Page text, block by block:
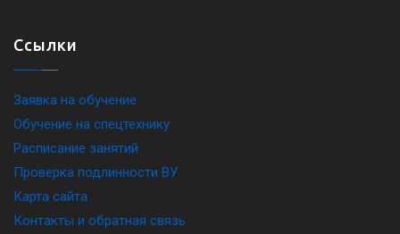
Ссылки
Заявка на обучение
Обучение на спецтехнику
Расписание занятий
Проверка подлинности ВУ
Карта сайта
Контакты и обратная связь